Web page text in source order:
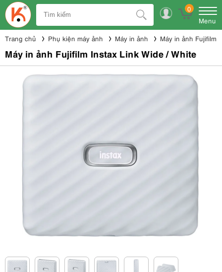
0
Menu
Trang chủ Phụ kiện máy ảnh Máy in ảnh Máy in ảnh Fujifilm
Máy in ảnh Fujifilm Instax Link Wide / White